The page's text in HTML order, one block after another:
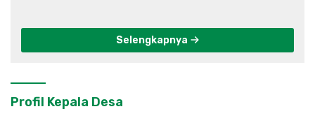
Selengkapnya
Profil Kepala Desa